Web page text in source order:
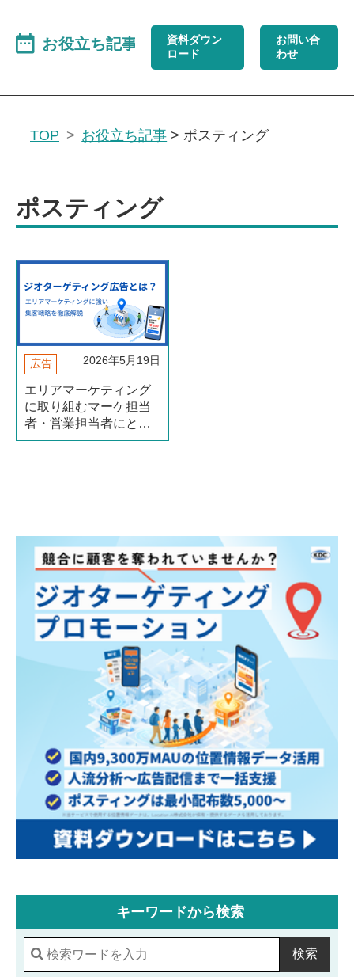
資料ダウン
ロード
お問い合
わせ
TOP お役立ち記事 >ポスティング
ポスティング
広告 2026年5月19日
​エリアマーケティング
に取り組むマーケ担当
者・営業担当者にとっ
て、「いかに無駄な広
う。そのムダを根本か
ら解消する手法が（続
きを読む）
キーワードから検索
検索